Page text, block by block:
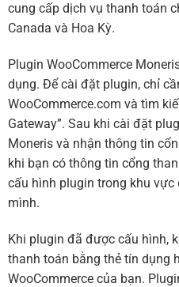
cung cấp dịch vụ thanh toán
Canada và Hoa Kỳ.
Plugin WooCommerce
dụng. Để cài đặt plugin, chỉ
WooCommerce.com và tìm
Gateway”. Sau khi cài đặt
Moneris và nhận thông tin
khi bạn có thông tin cổng
cấu hình plugin trong khu vực
mình.
Khi plugin đã được cấu hình,
thanh toán bằng thẻ tín dụng
WooCommerce của bạn.